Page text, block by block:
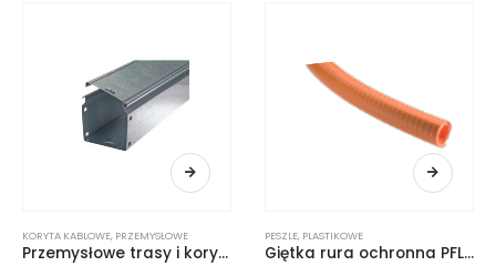
,WSZYSTKIE PRODUKTY
KORYTA KABLOWE, PRZEMYSŁOWE
Przemysłowe trasy i koryta kablowe
PESZLE, PLASTIKOWE
Giętka rura ochronna PFLITSCH